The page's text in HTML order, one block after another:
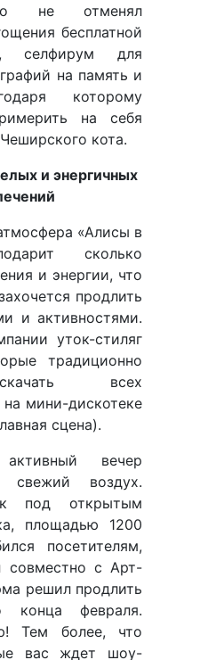
не отменял
бесплатной
селфирум для
на память и
которому
на себя
кота.
и энергичных
«Алисы в
сколько
и энергии, что
продлить
и активностями.
уток-стиляг
традиционно
всех
мини-дискотеке
сцена).
вечер
свежий воздух.
под открытым
площадью 1200
посетителям,
совместно с Арт-
решил продлить
февраля.
Тем более, что
вас ждет шоу-